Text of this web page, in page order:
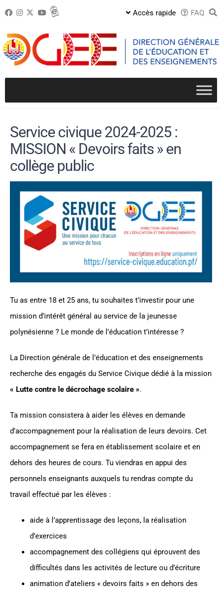
Passer
contenu
Accès rapide FAQ
Service civique 2024-2025 :
MISSION « Devoirs faits » en
collège public
Tu as entre 18 et 25 ans, tu souhaites t’investir pour une
mission d’intérêt général au service de la jeunesse
polynésienne ? Le monde de l’éducation t’intéresse ?
La Direction générale de l’éducation et des enseignements
recherche des engagés du Service Civique dédié à la mission
« Lutte contre le décrochage scolaire ».
Ta mission consistera à aider les élèves en demande
d’accompagnement pour la réalisation de leurs devoirs. Cet
accompagnement se fera en établissement scolaire et en
dehors des heures de cours. Tu viendras en appui des
personnels enseignants auxquels tu rendras compte du
travail effectué par les élèves :
aide à l’apprentissage des leçons, la réalisation
d’exercices
accompagnement des collégiens qui éprouvent des
difficultés dans les activités de lecture ou d’écriture
animation d’ateliers « devoirs faits » en dehors des